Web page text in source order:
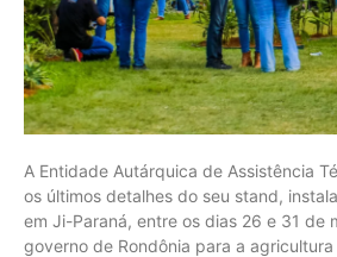
A Entidade Autárquica de Assistência
os últimos detalhes do seu stand,
em Ji-Paraná, entre os dias 26 e 31
governo de Rondônia para a